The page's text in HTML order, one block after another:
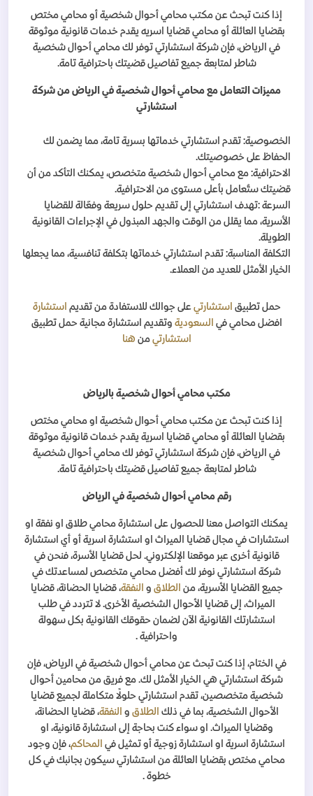
إذا كنت تبحث عن مكتب محامي أحوال شخصية أو محامي مختص
بقضايا العائلة أو محامي قضايا اسريه يقدم خدمات قانونية موثوقة
في الرياض، فإن شركة استشارتي توفر لك محامي أحوال شخصية
شاطر لمتابعة جميع تفاصيل قضيتك باحترافية تامة.
مميزات التعامل مع محامي أحوال شخصية في الرياض من شركة
استشارتي
الخصوصية: تقدم استشارتي خدماتها بسرية تامة، مما يضمن لك
الحفاظ على خصوصيتك.
الاحترافية: مع محامي أحوال شخصية متخصص، يمكنك التأكد من أن
قضيتك ستُعامل بأعلى مستوى من الاحترافية.
السرعة :تهدف استشارتي إلى تقديم حلول سريعة وفعّالة للقضايا
الأسرية، مما يقلل من الوقت والجهد المبذول في الإجراءات القانونية
الطويلة.
التكلفة المناسبة: تقدم استشارتي خدماتها بتكلفة تنافسية، مما يجعلها
الخيار الأمثل للعديد من العملاء.
حمل تطبيق استشارتيعلى جوالك للاستفادة من تقديم استشارة
افضل محامي في السعودية وتقديم استشارة مجانية حمل تطبيق
استشارتيمن هنا
مكتب محامي أحوال شخصية بالرياض
إذا كنت تبحث عن مكتب محامي أحوال شخصية او محامي مختص
بقضايا العائلة أو محامي قضايا اسرية يقدم خدمات قانونية موثوقة
في الرياض، فإن شركة استشارتي توفر لك محامي أحوال شخصية
شاطر لمتابعة جميع تفاصيل قضيتك باحترافية تامة.
رقم محامي أحوال شخصية في الرياض
يمكنك التواصل معنا للحصول على استشارة محامي طلاق او نفقة او
استشارات في مجال قضايا الميراث او استشارة اسرية أو أي استشارة
قانونية أخرى عبر موقعنا الإلكتروني. لحل قضايا الأسرة، فنحن في
شركة استشارتي نوفر لك أفضل محامي متخصص لمساعدتك في
جميع القضايا الأسرية، من الطلاق و النفقة، قضايا الحضانة، قضايا
الميراث، إلى قضايا الأحوال الشخصية الأخرى. لا تتردد في طلب
استشارتك القانونية الآن لضمان حقوقك القانونية بكل سهولة
واحترافية .
في الختام، إذا كنت تبحث عن محامي أحوال شخصية في الرياض، فإن
شركة استشارتي هي الخيار الأمثل لك. مع فريق من محامين أحوال
شخصية متخصصين، تقدم استشارتي حلولًا متكاملة لجميع قضايا
الأحوال الشخصية، بما في ذلك الطلاق و النفقة، قضايا الحضانة،
وقضايا الميراث. او سواء كنت بحاجة إلى استشارة قانونية، او
استشارة اسرية او استشارة زوجية أو تمثيل في المحاكم، فإن وجود
محامي مختص بقضايا العائلة من استشارتي سيكون بجانبك في كل
خطوة .